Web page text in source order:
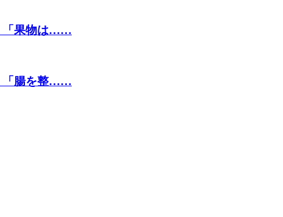
「果物は……
「腸を整……